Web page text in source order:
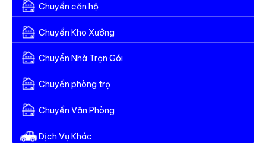
Chuyển căn hộ
Chuyển Kho Xưởng
Chuyển Nhà Trọn Gói
Chuyển phòng trọ
Chuyển Văn Phòng
Dịch Vụ Khác